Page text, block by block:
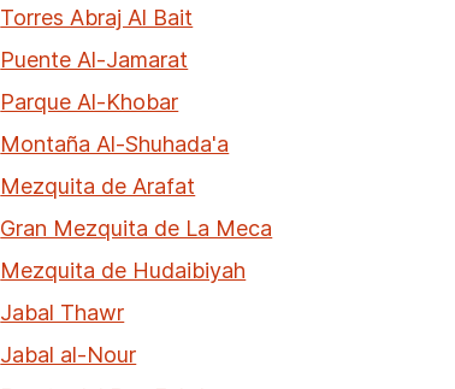
Torres Abraj Al Bait
Puente Al-Jamarat
Parque Al-Khobar
Montaña Al-Shuhada'a
Mezquita de Arafat
Gran Mezquita de La Meca
Mezquita de Hudaibiyah
Jabal Thawr
Jabal al-Nour